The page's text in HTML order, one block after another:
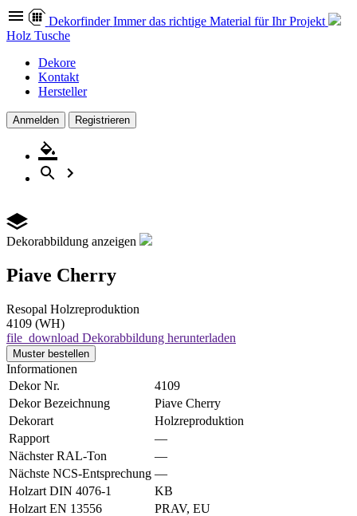
Dekorfinder Immer das richtige Material für Ihr Projekt
Holz Tusche
Dekore
Kontakt
Hersteller
Anmelden Registrieren
Dekorabbildung anzeigen
Piave Cherry
Resopal Holzreproduktion
4109 (WH)
file_download Dekorabbildung herunterladen
Muster bestellen
Informationen
Dekor Nr.
4109
Dekor Bezeichnung
Piave Cherry
Dekorart
Holzreproduktion
Rapport
—
Nächster RAL-Ton
—
Nächste NCS-Entsprechung —
Holzart DIN 4076-1
KB
Holzart EN 13556
PRAV, EU